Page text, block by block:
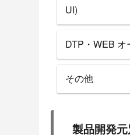
UI)
DTP・WEB オ
その他
製品開発